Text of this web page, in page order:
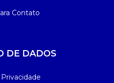
Contato
DE DADOS